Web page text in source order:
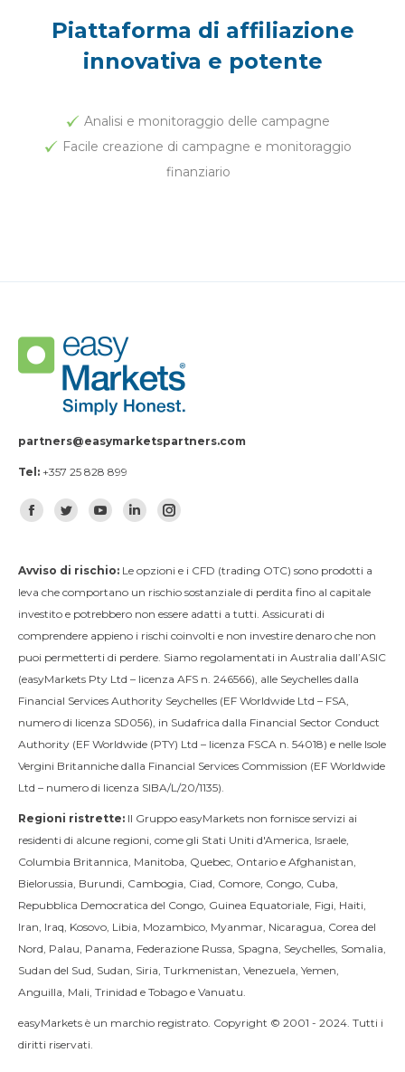
Piattaforma di affiliazione
innovativa e potente
Analisi e monitoraggio delle campagne
Facile creazione di campagne e monitoraggio
finanziario
partners@easymarketspartners.com
Tel: +357 25 828 899
Find us on:
Facebook
TwitterYouTubeLinkedinInstagram
Avviso di rischio: Le opzioni e i CFD (trading OTC) sono prodotti a
leva che comportano un rischio sostanziale di perdita fino al capitale
investito e potrebbero non essere adatti a tutti. Assicurati di
comprendere appieno i rischi coinvolti e non investire denaro che non
puoi permetterti di perdere. Siamo regolamentati in Australia dall’ASIC
(easyMarkets Pty Ltd – licenza AFS n. 246566), alle Seychelles dalla
Financial Services Authority Seychelles (EF Worldwide Ltd – FSA,
numero di licenza SD056), in Sudafrica dalla Financial Sector Conduct
Authority (EF Worldwide (PTY) Ltd – licenza FSCA n. 54018) e nelle Isole
Vergini Britanniche dalla Financial Services Commission (EF Worldwide
Ltd – numero di licenza SIBA/L/20/1135).
Regioni ristrette: Il Gruppo easyMarkets non fornisce servizi ai
residenti di alcune regioni, come gli Stati Uniti d'America, Israele,
Columbia Britannica, Manitoba, Quebec, Ontario e Afghanistan,
Bielorussia, Burundi, Cambogia, Ciad, Comore, Congo, Cuba,
Repubblica Democratica del Congo, Guinea Equatoriale, Figi, Haiti,
Iran, Iraq, Kosovo, Libia, Mozambico, Myanmar, Nicaragua, Corea del
Nord, Palau, Panama, Federazione Russa, Spagna, Seychelles, Somalia,
Sudan del Sud, Sudan, Siria, Turkmenistan, Venezuela, Yemen,
Anguilla, Mali, Trinidad e Tobago e Vanuatu.
easyMarkets è un marchio registrato. Copyright © 2001 - 2024. Tutti i
diritti riservati.